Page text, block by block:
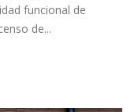
funcional de
de...